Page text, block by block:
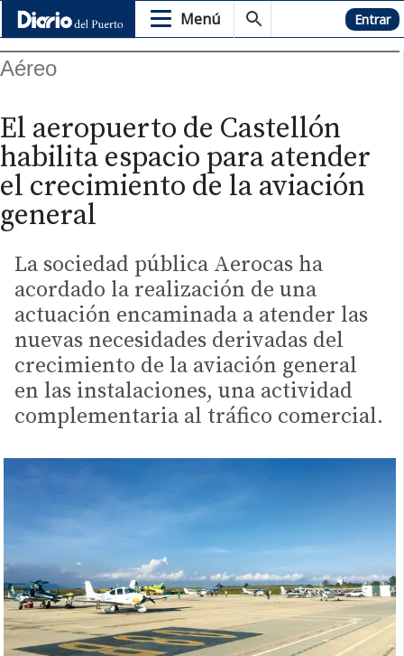
Menú Hemeroteca Entrar
Aéreo
El aeropuerto de Castellón
habilita espacio para atender
el crecimiento de la aviación
general
La sociedad pública Aerocas ha
acordado la realización de una
actuación encaminada a atender las
nuevas necesidades derivadas del
crecimiento de la aviación general
en las instalaciones, una actividad
complementaria al tráfico comercial.